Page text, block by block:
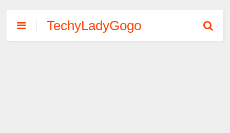
TechyLadyGogo